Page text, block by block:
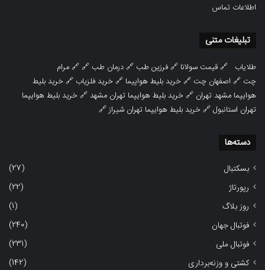
اطلاعات تماس
تبلیغات متنی
طلایاب 🔗قیمت سولانا 🔗فرزین طب 🔗درمان طب 🔗 🔗مرام
چت 🔗 اصفهان چت 🔗خرید بلیط هواپیما 🔗خرید فلزیاب 🔗خرید بلیط
هوایپما مشهد تهران 🔗خرید بلیط هوایپما تهران مشهد🔗خرید بلیط هوایپما
تهران استانبول🔗خرید بلیط هوایپما تهران شیراز🔗
دسته‌ها
بسکتبال
(27)
رپورتاژ
(22)
روز بلاگ
(1)
فوتبال جهان
(240)
فوتبال ملی
(231)
کشتی و وزنه‌برداری
(142)